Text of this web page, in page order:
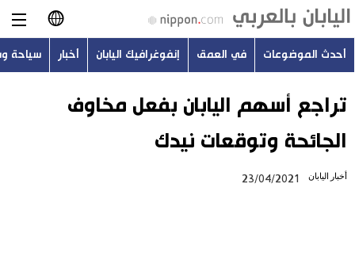
日本語
English
أحدث الموضوعات
أحدث الموضوعات في العمق إنفوغرافيك اليابان أخبار سياحة
تراجع أسهم اليابان بفعل مخاوف
الجائحة وتوقعات نيدك
أخبار اليابان 23/04/2021